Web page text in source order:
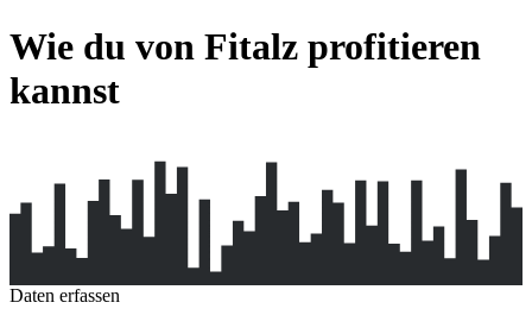
Wie du von Fitalz profitieren
kannst
Daten erfassen